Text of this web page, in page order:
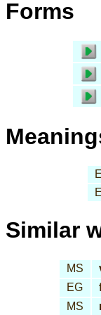
Forms
Similar
MS
EG
MS